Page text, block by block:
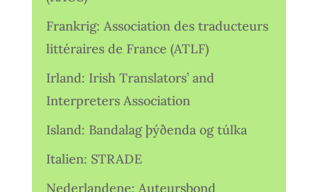
Frankrig: Association des traducteurs
littéraires de France (ATLF)
Irland: Irish Translators’ and
Interpreters Association
Island: Bandalag þýðenda og túlka
Italien: STRADE
Nederlandene: Auteursbond